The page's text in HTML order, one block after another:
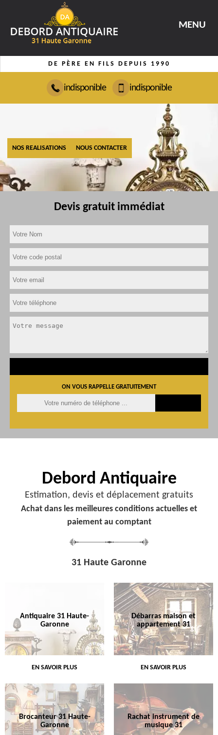
MENU
DE PÈRE EN FILS DEPUIS 1990
indisponible indisponible
NOS REALISATIONS NOUS CONTACTER
Devis gratuit immédiat
ON VOUS RAPPELLE GRATUITEMENT
Debord Antiquaire
Estimation, devis et déplacement gratuits
Achat dans les meilleures conditions actuelles et
paiement au comptant
31 Haute Garonne
Antiquaire 31 Haute-
Garonne
EN SAVOIR PLUS
Débarras maison et
appartement 31
EN SAVOIR PLUS
Brocanteur 31 Haute-
Garonne
Rachat instrument de
musique 31